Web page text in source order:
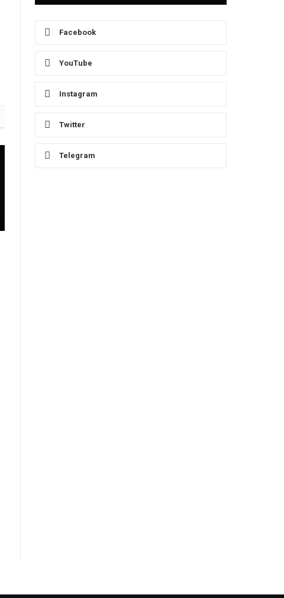
Facebook
YouTube
Instagram
Twitter
Telegram